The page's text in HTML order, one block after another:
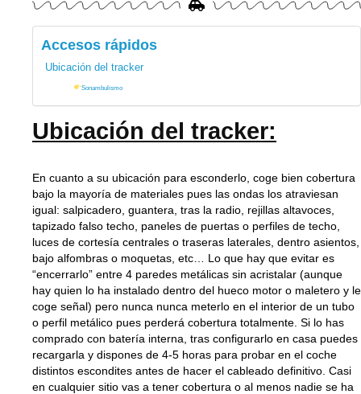
Accesos rápidos
Ubicación del tracker
Sonambulismo
Ubicación del tracker:
En cuanto a su ubicación para esconderlo, coge bien cobertura
bajo la mayoría de materiales pues las ondas los atraviesan
igual: salpicadero, guantera, tras la radio, rejillas altavoces,
tapizado falso techo, paneles de puertas o perfiles de techo,
luces de cortesía centrales o traseras laterales, dentro asientos,
bajo alfombras o moquetas, etc… Lo que hay que evitar es
“encerrarlo” entre 4 paredes metálicas sin acristalar (aunque
hay quien lo ha instalado dentro del hueco motor o maletero y le
coge señal) pero nunca nunca meterlo en el interior de un tubo
o perfil metálico pues perderá cobertura totalmente. Si lo has
comprado con batería interna, tras configurarlo en casa puedes
recargarla y dispones de 4-5 horas para probar en el coche
distintos escondites antes de hacer el cableado definitivo. Casi
en cualquier sitio vas a tener cobertura o al menos nadie se ha